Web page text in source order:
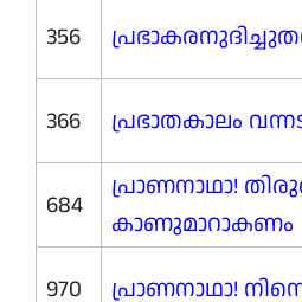
356
366
പ്രഭാതകാലം
684
പ്രാണനാഥാ!
കാണുമാറാകണം
970
പ്രാണനാഥാ!